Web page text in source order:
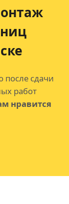
после сдачи
работ
нравится